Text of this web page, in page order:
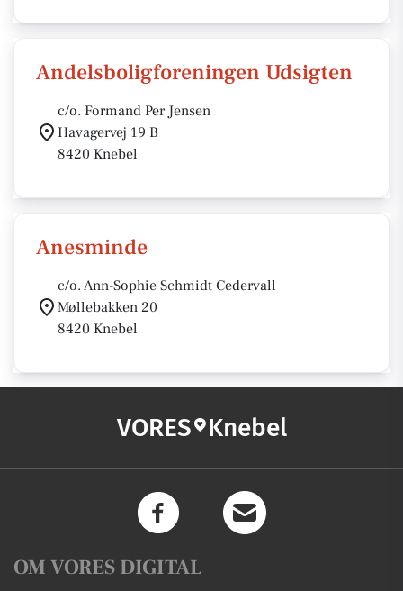
Andelsboligforeningen Udsigten
c/o. Formand Per Jensen
Havagervej 19 B
8420 Knebel
Anesminde
c/o. Ann-Sophie Schmidt Cedervall
Møllebakken 20
8420 Knebel
VORES Knebel
OM VORES DIGITAL